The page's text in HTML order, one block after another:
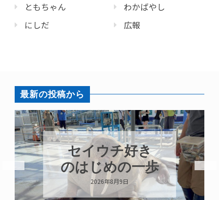
ともちゃん
にしだ
わかばやし
広報
最新の投稿から
８月はカガミモ
チウニ推し
2026年8月8日